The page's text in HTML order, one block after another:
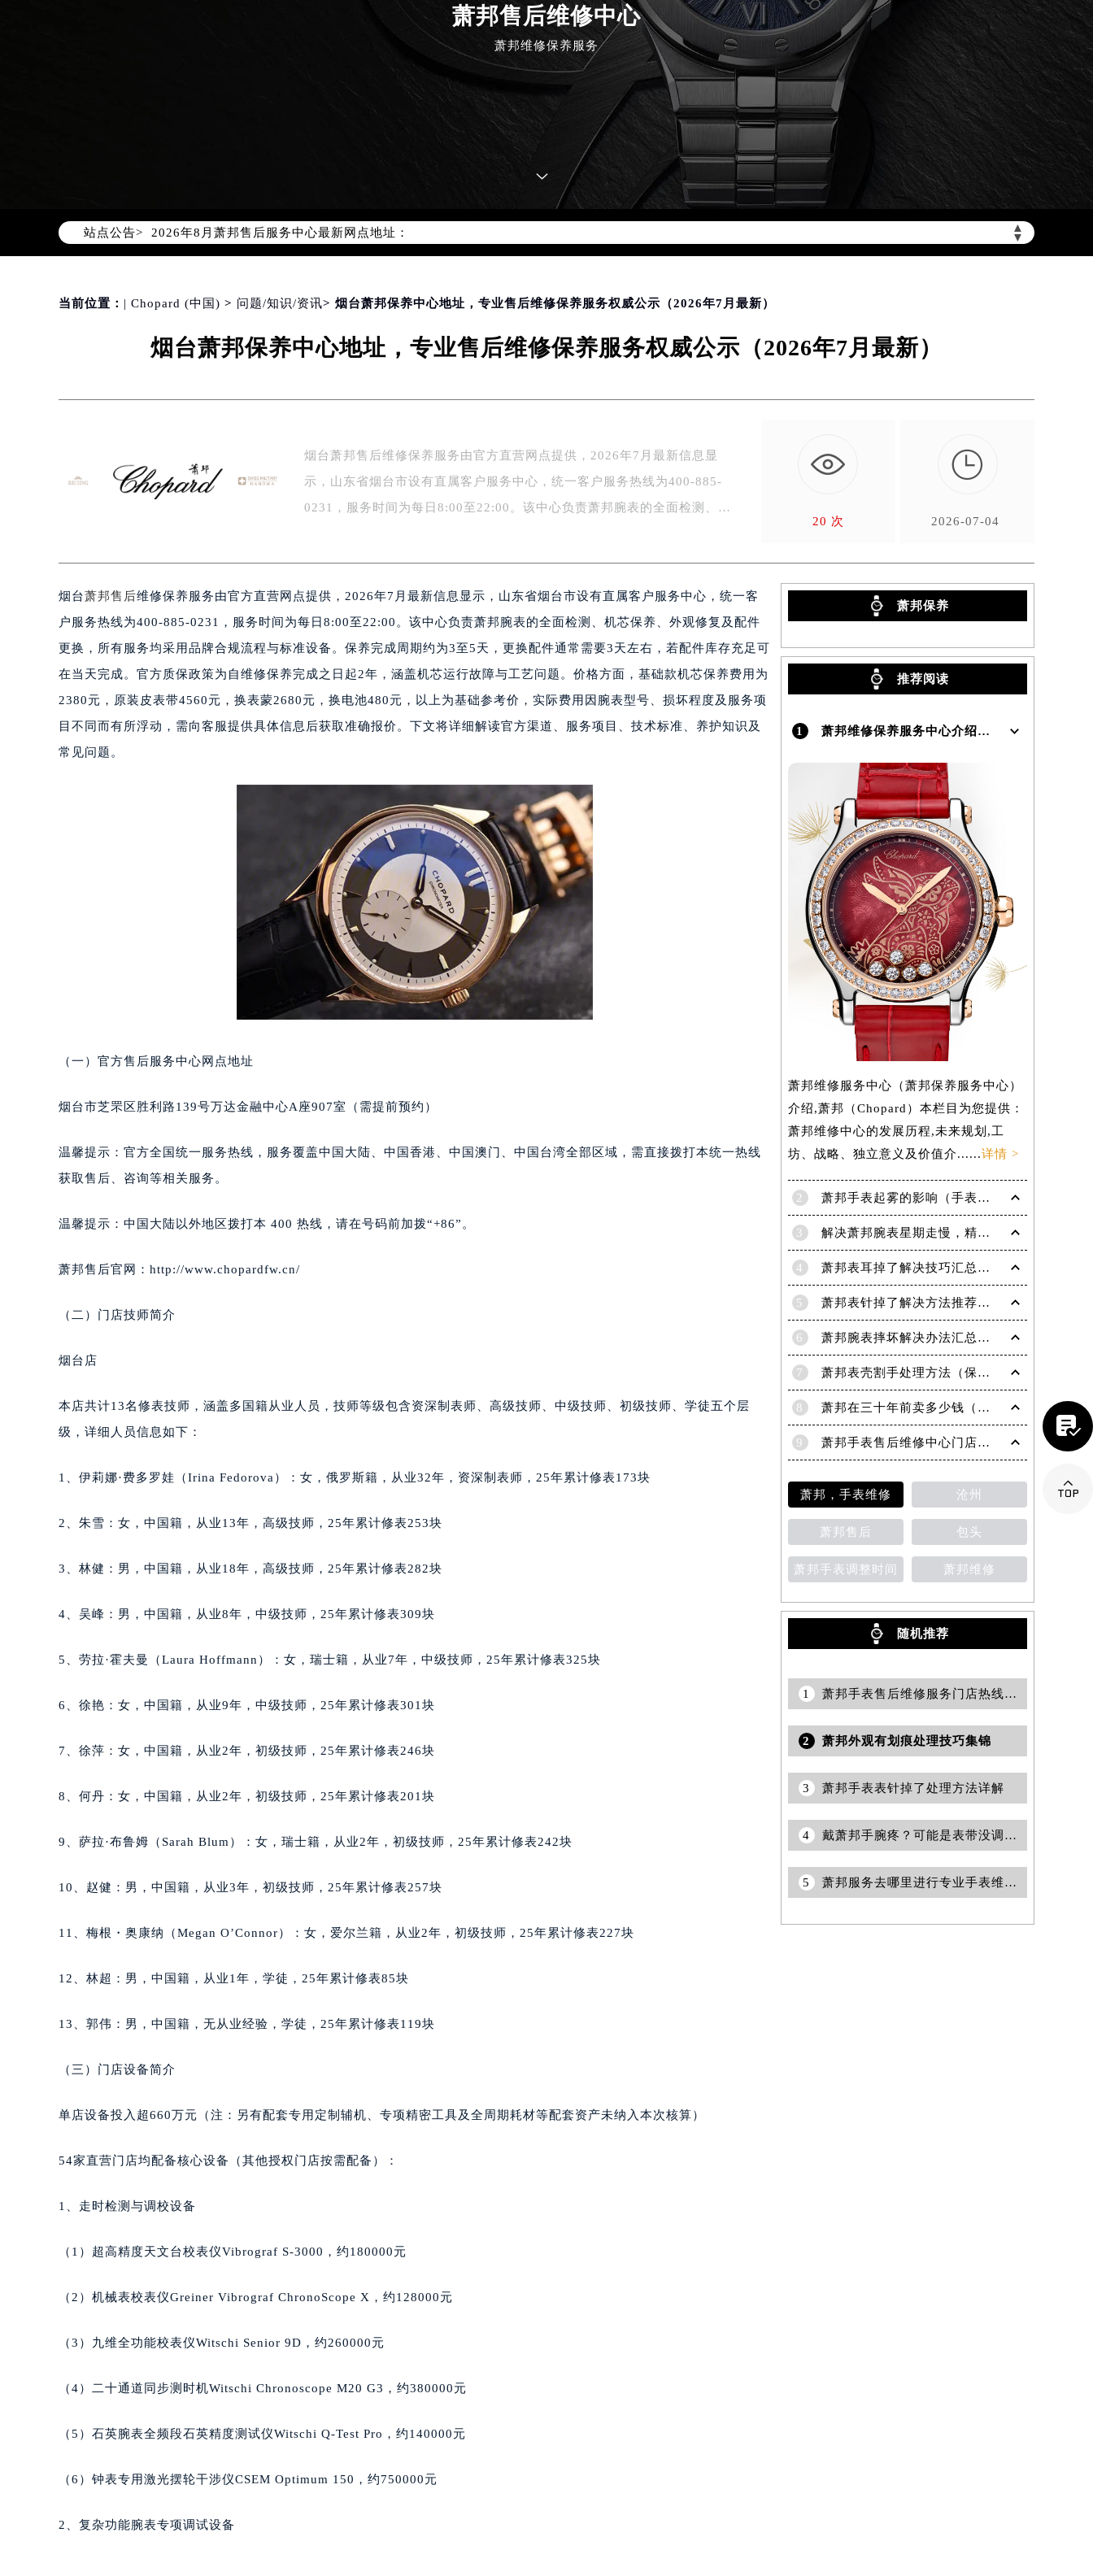
萧邦售后维修中心
萧邦维修保养服务
站点公告> ▲
▼
2026年8月萧邦中国区售后服务网络优化升级公告
2026年8月萧邦全国官方售后客户服务热线：400-885-0231
萧邦官方全国统一服务热线400-885-0231，服务覆盖中国大陆、香港、澳门、台湾全部区域（非大陆需加拨“+86”）
北京市朝阳区建国门外大街甲6号华熙国际中心写字楼D座11层1102室（北京总部）（需提前预约）
北京市东城区东长安街1号东方广场写字楼W3座6层602室（需提前预约）
上海市徐汇区虹桥路3号港汇中心写字楼2座37层3705室（需提前预约）
南京市秦淮区中山南路1号（新街口）南京中心写字楼22层C1-1室（需提前预约）
泰州市海陵区永定东路399号置地商务中心东塔写字楼（华润万象城）17层1706室（需提前预约）
宁波市江北区大闸南路500号来福士广场办公楼20层2009室（需提前预约）
杭州市上城区钱江路1366号华润大厦写字楼A座5层503-5室（需提前预约）
南昌市红谷滩新区红谷中大道998号绿地双子塔（中央广场）A1座办公楼14层07室（需提前预约）
济南市历下区经十路11111号华润中心写字楼（万象城）15层1508室（需提前预约）
广州市天河区天河路230号万菱汇国际中心写字楼A塔7层704室（需提前预约）
广州市越秀区环市东路371-375号世界贸易中心大厦南塔写字楼15层07室（需提前预约）
惠州市惠城区江北文昌一路7号华贸大厦写字楼1座30层05室（需提前预约）
厦门市思明区湖滨东路95号华润大厦写字楼B座11层1104室（需提前预约）
重庆市江北区观音桥步行街2号融恒时代广场写字楼9层902室（需提前预约）
长沙市芙蓉区定王台街道建湘路393号世茂环球金融中心写字楼（芙蓉广场）10层13室（需提前预约）
郑州市二七区铭功路10号华润大厦写字楼29层2905室（需提前预约）
太原市迎泽区解放路15号亨得利名表服务中心（品牌授权店）3层整层（需提前预约）
沈阳市沈河区中街路137号亨得利名表服务中心（品牌授权店）1层整层（需提前预约）
沈阳市沈河区中街路83号亨得利名表服务中心（品牌授权店）1层整层（需提前预约）
乌鲁木齐市天山区红山路26号时代广场（CCMALL）C座17层17-B（需提前预约）
温州市鹿城区锦绣路1067号置信广场10层1015室（需提前预约）
哈尔滨市道里区友谊西路600号富力中心T2座写字楼29层03室（需提前预约）
大连市中山区人民路15号国际金融大厦7层G室（需提前预约）
东莞市东城街道鸿福东路1号民盈国贸中心T1写字楼9层907室（需提前预约）
南通市崇川区工农路57号圆融广场写字楼16层1603室（需提前预约）
武汉市江汉区解放大道686号世界贸易大厦38层09室（需提前预约）
合肥市蜀山区潜山路111号万象城华润大厦B座12楼03室（需提前预约）
青岛市南区山东路6号华润大厦B座22层04室（需提前预约）
长春市朝阳区西安大路727号中银大厦A座(旺进大厦)18层09室（需提前预约）
昆明市盘龙区北京路928号同德昆明广场写字楼10层06室（需提前预约）
唐山市路南区新华东道100号万达广场写字楼A座10层1002室（需提前预约）
台州市椒江区东海大道1800号腾达中心东1幢20楼2002室（需提前预约）
甘肃省兰州市七里河区西津西路16号兰州中心写字楼21层2102室（需提前预约）
黑龙江省大庆市萨尔图区会战大街萧邦售后服务中心（需提前预约）
黑龙江省黑河市爱辉区中央街萧邦售后服务中心（需提前预约）
黑龙江省佳木斯市向阳区长安路萧邦售后服务中心（需提前预约）
黑龙江省七台河市桃山区大同街萧邦售后服务中心（需提前预约）
黑龙江省双鸭山市尖山区新兴大街萧邦售后服务中心（需提前预约）
黑龙江省伊春市伊美区通河路萧邦售后服务中心（需提前预约）
吉林省白山市浑江区浑江大街萧邦售后服务中心（需提前预约）
吉林省辽源市龙山区人民大街萧邦售后服务中心（需提前预约）
吉林省四平市铁东区紫气大路与南九经街交汇处萧邦售后服务中心（需提前预约）
吉林省通化市东昌区环通乡江南大街萧邦售后服务中心（需提前预约）
辽宁省鞍山市铁东区站前街萧邦售后服务中心（需提前预约）
辽宁省朝阳市双塔区新华路萧邦售后服务中心（需提前预约）
辽宁省抚顺市新抚区东一路萧邦售后服务中心（需提前预约）
辽宁省葫芦岛市连山区中央路萧邦售后服务中心（需提前预约）
辽宁省辽阳市白塔区新运大街萧邦售后服务中心（需提前预约）
辽宁省铁岭市银州区南马路萧邦售后服务中心（需提前预约）
辽宁省沈阳市沈河区中街路137号亨得利名表维修授权店1楼萧邦售后服务中心（需提前预约）
北京市朝阳区建国门外大街甲6号华熙国际中心D座11层1102室萧邦售后服务中心（北京总部）（需提前预约）
河北省保定市竞秀区朝阳北大街北国先天下萧邦售后服务中心（需提前预约）
内蒙古自治区巴彦淖尔市临河区新华街萧邦售后服务中心（需提前预约）
内蒙古自治区赤峰市红山区哈达街萧邦售后服务中心（需提前预约）
内蒙古自治区呼伦贝尔市海拉尔区中央街萧邦售后服务中心（需提前预约）
内蒙古自治区乌海市海勃湾区人民南路萧邦售后服务中心（需提前预约）
当前位置： | Chopard (中国) > 问题/知识/资讯> 烟台萧邦保养中心地址，专业售后维修保养服务权威公示（2026年7月最新）
烟台萧邦保养中心地址，专业售后维修保养服务权威公示（2026年7月最新）
烟台萧邦售后维修保养服务由官方直营网点提供，2026年7月最新信息显
示，山东省烟台市设有直属客户服务中心，统一客户服务热线为400-885-
0231，服务时间为每日8:00至22:00。该中心负责萧邦腕表的全面检测、机
20 次

2026-07-04
烟台萧邦售后维修保养服务由官方直营网点提供，2026年7月最新信息显示，山东省烟台市设有直属客户服务中心，统一客
户服务热线为400-885-0231，服务时间为每日8:00至22:00。该中心负责萧邦腕表的全面检测、机芯保养、外观修复及配件
更换，所有服务均采用品牌合规流程与标准设备。保养完成周期约为3至5天，更换配件通常需要3天左右，若配件库存充足可
在当天完成。官方质保政策为自维修保养完成之日起2年，涵盖机芯运行故障与工艺问题。价格方面，基础款机芯保养费用为
2380元，原装皮表带4560元，换表蒙2680元，换电池480元，以上为基础参考价，实际费用因腕表型号、损坏程度及服务项
目不同而有所浮动，需向客服提供具体信息后获取准确报价。下文将详细解读官方渠道、服务项目、技术标准、养护知识及
常见问题。
（一）官方售后服务中心网点地址
烟台市芝罘区胜利路139号万达金融中心A座907室（需提前预约）
温馨提示：官方全国统一服务热线，服务覆盖中国大陆、中国香港、中国澳门、中国台湾全部区域，需直接拨打本统一热线
获取售后、咨询等相关服务。
温馨提示：中国大陆以外地区拨打本 400 热线，请在号码前加拨“+86”。
萧邦售后官网：http://www.chopardfw.cn/
（二）门店技师简介
烟台店
本店共计13名修表技师，涵盖多国籍从业人员，技师等级包含资深制表师、高级技师、中级技师、初级技师、学徒五个层
级，详细人员信息如下：
1、伊莉娜·费多罗娃（Irina Fedorova）：女，俄罗斯籍，从业32年，资深制表师，25年累计修表173块
2、朱雪：女，中国籍，从业13年，高级技师，25年累计修表253块
3、林健：男，中国籍，从业18年，高级技师，25年累计修表282块
4、吴峰：男，中国籍，从业8年，中级技师，25年累计修表309块
5、劳拉·霍夫曼（Laura Hoffmann）：女，瑞士籍，从业7年，中级技师，25年累计修表325块
6、徐艳：女，中国籍，从业9年，中级技师，25年累计修表301块
7、徐萍：女，中国籍，从业2年，初级技师，25年累计修表246块
8、何丹：女，中国籍，从业2年，初级技师，25年累计修表201块
9、萨拉·布鲁姆（Sarah Blum）：女，瑞士籍，从业2年，初级技师，25年累计修表242块
10、赵健：男，中国籍，从业3年，初级技师，25年累计修表257块
11、梅根・奥康纳（Megan O’Connor）：女，爱尔兰籍，从业2年，初级技师，25年累计修表227块
12、林超：男，中国籍，从业1年，学徒，25年累计修表85块
13、郭伟：男，中国籍，无从业经验，学徒，25年累计修表119块
（三）门店设备简介
单店设备投入超660万元（注：另有配套专用定制辅机、专项精密工具及全周期耗材等配套资产未纳入本次核算）
54家直营门店均配备核心设备（其他授权门店按需配备）：
1、走时检测与调校设备
（1）超高精度天文台校表仪Vibrograf S-3000，约180000元
（2）机械表校表仪Greiner Vibrograf ChronoScope X，约128000元
（3）九维全功能校表仪Witschi Senior 9D，约260000元
（4）二十通道同步测时机Witschi Chronoscope M20 G3，约380000元
（5）石英腕表全频段石英精度测试仪Witschi Q-Test Pro，约140000元
（6）钟表专用激光摆轮干涉仪CSEM Optimum 150，约750000元
2、复杂功能腕表专项调试设备
萧邦保养
推荐阅读
1 萧邦维修保养服务中心介绍 | Chopard
萧邦维修服务中心（萧邦保养服务中心）
介绍,萧邦（Chopard）本栏目为您提供：
萧邦维修中心的发展历程,未来规划,工
坊、战略、独立意义及价值介......详情 >
2 萧邦手表起雾的影响（手表起雾维护建议）
3 解决萧邦腕表星期走慢，精准调校秘籍在这里
4 萧邦表耳掉了解决技巧汇总（轻松修复爱表的小妙招）
5 萧邦表针掉了解决方法推荐（轻松修复你的爱表）
6 萧邦腕表摔坏解决办法汇总（专业修复与日常保养技巧）
7 萧邦表壳割手处理方法（保养与修复技巧指南）
8 萧邦在三十年前卖多少钱（名表价格变迁的历史洞察）
9 萧邦手表售后维修中心门店地址
萧邦，手表维修 沧州
萧邦售后 包头
萧邦手表调整时间 萧邦维修
随机推荐
1 萧邦手表售后维修服务门店热线查询
2 萧邦外观有划痕处理技巧集锦
3 萧邦手表表针掉了处理方法详解
4 戴萧邦手腕疼？可能是表带没调对！
5 萧邦服务去哪里进行专业手表维修与保养权威公示（2026年7月最新）

